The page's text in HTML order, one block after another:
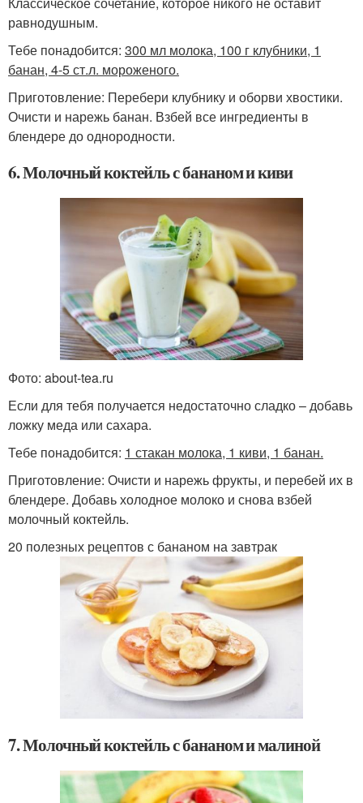
равнодушным.
Тебе понадобится: 300 мл молока, 100 г клубники, 1
банан, 4-5 ст.л. мороженого.
Приготовление: Перебери клубнику и оборви хвостики.
Очисти и нарежь банан. Взбей все ингредиенты в
блендере до однородности.
6. Молочный коктейль с бананом и киви
Фото: about-tea.ru
Если для тебя получается недостаточно сладко – добавь
ложку меда или сахара.
Тебе понадобится: 1 стакан молока, 1 киви, 1 банан.
Приготовление: Очисти и нарежь фрукты, и перебей их в
блендере. Добавь холодное молоко и снова взбей
молочный коктейль.
20 полезных рецептов с бананом на завтрак
7. Молочный коктейль с бананом и малиной